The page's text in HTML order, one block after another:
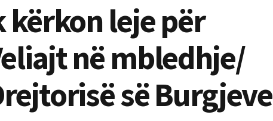
kërkon leje për
në mbledhje/
së Burgjeve